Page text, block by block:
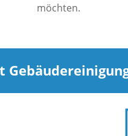
möchten.